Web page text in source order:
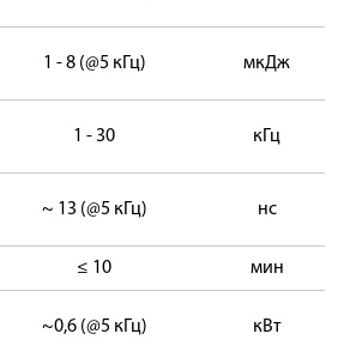
1 - 8 (@5 кГц) мкДж
1 - 30 кГц
~ 13 (@5 кГц) нс
≤ 10 мин
~0,6 (@5 кГц) кВт